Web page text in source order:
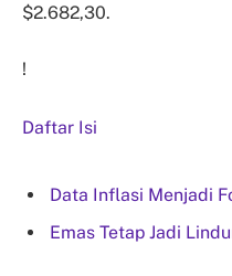
$2.682,30.
!
Daftar Isi
Data Inflasi Menjadi
Emas Tetap Jadi